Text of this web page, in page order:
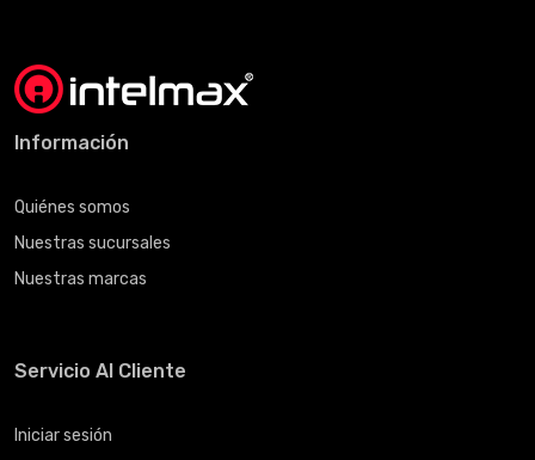
Información
Quiénes somos
Nuestras sucursales
Nuestras marcas
Servicio Al Cliente
Iniciar sesión